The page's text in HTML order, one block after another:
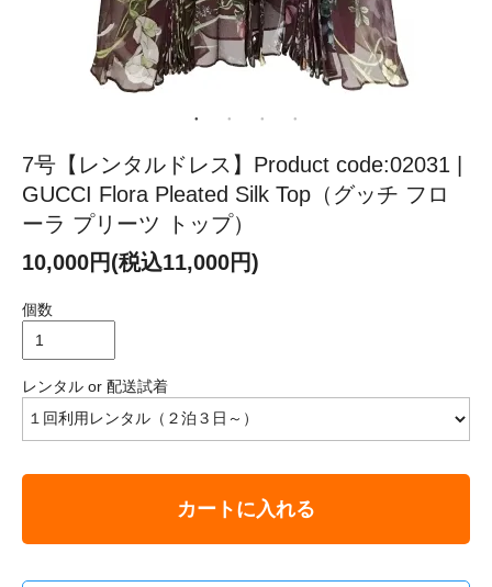
7号【レンタルドレス】Product code:02031 |
GUCCI Flora Pleated Silk Top（グッチ フロ
ーラ プリーツ トップ）
10,000円(税込11,000円)
個数
レンタル or 配送試着
カートに入れる